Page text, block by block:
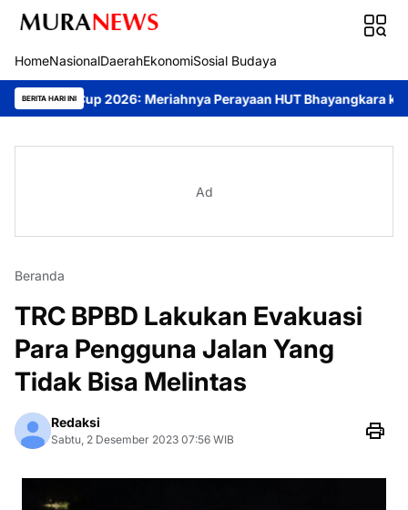
HomeNasionalDaerahEkonomiSosial Budaya
BERITA HARI INI
2026: Meriahnya Perayaan HUT Bhayangkara ke-80 di
Ad
Beranda
TRC BPBD Lakukan Evakuasi
Para Pengguna Jalan Yang
Tidak Bisa Melintas
Redaksi
Sabtu, 2 Desember 2023 07:56 WIB